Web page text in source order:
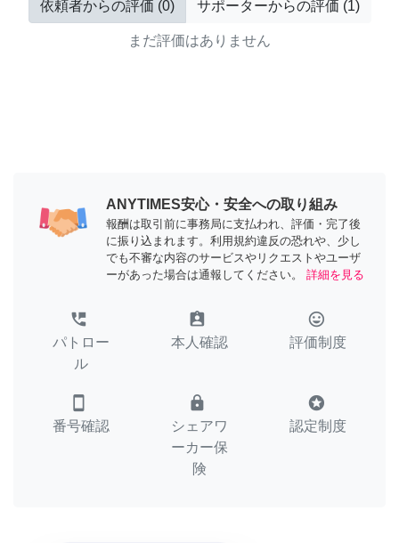
依頼者からの評価 (0) サポーターからの評価 (1)
まだ評価はありません
ANYTIMES安心・安全への取り組み
報酬は取引前に事務局に支払われ、評価・完了後
に振り込まれます。利用規約違反の恐れや、少し
でも不審な内容のサービスやリクエストやユーザ
ーがあった場合は通報してください。
詳細を見る
perm_phone_msg
パトロー
ル
assignment_ind
本人確認
tag_faces
評価制度
smartphone
番号確認
lock
シェアワ
ーカー保
険
stars
認定制度